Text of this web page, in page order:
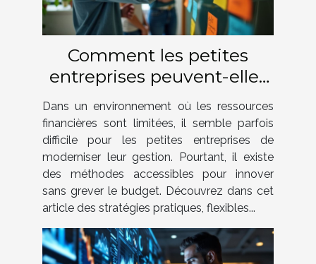
Comment les petites
entreprises peuvent-elles
innover en gestion sans
grands budgets ?
Dans un environnement où les ressources
financières sont limitées, il semble parfois
difficile pour les petites entreprises de
moderniser leur gestion. Pourtant, il existe
des méthodes accessibles pour innover
sans grever le budget. Découvrez dans cet
article des stratégies pratiques, flexibles...